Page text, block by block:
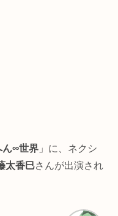
ん∞世界 」に、ネクシ
太香巳さんが出演され